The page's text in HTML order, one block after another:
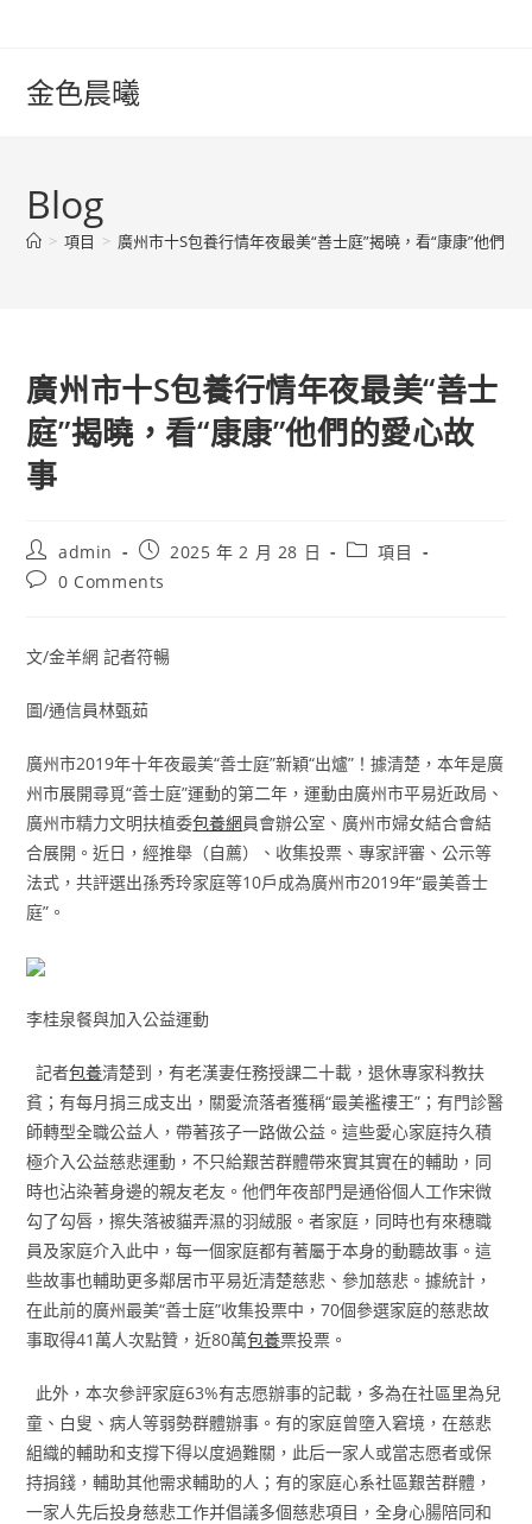
content金色晨曦
Blog
> 項目 > 廣州市十S包養行情年夜最美“善士庭”揭曉，看“康康”他們的
廣州市十S包養行情年夜最美“善士
庭”揭曉，看“康康”他們的愛心故
事
Post
author:
admin
Post
published:
2025 年 2 月 28 日
Post項目
Post0 Comments
文/金羊網 記者符暢
圖/通信員林甄茹
廣州市2019年十年夜最美“善士庭”新穎“出爐”！據清楚，本年是廣
州市展開尋覓“善士庭”運動的第二年，運動由廣州市平易近政局、
廣州市精力文明扶植委包養網員會辦公室、廣州市婦女結合會結
合展開。近日，經推舉（自薦）、收集投票、專家評審、公示等
法式，共評選出孫秀玲家庭等10戶成為廣州市2019年“最美善士
庭”。
李桂泉餐與加入公益運動
記者包養清楚到，有老漢妻任務授課二十載，退休專家科教扶
貧；有每月捐三成支出，關愛流落者獲稱“最美襤褸王”；有門診醫
師轉型全職公益人，帶著孩子一路做公益。這些愛心家庭持久積
極介入公益慈悲運動，不只給艱苦群體帶來實其實在的輔助，同
時也沾染著身邊的親友老友。他們年夜部門是通俗個人工作宋微
勾了勾唇，擦失落被貓弄濕的羽絨服。者家庭，同時也有來穗職
員及家庭介入此中，每一個家庭都有著屬于本身的動聽故事。這
些故事也輔助更多鄰居市平易近清楚慈悲、參加慈悲。據統計，
在此前的廣州最美“善士庭”收集投票中，70個參選家庭的慈悲故
事取得41萬人次點贊，近80萬包養票投票。
此外，本次參評家庭63%有志愿辦事的記載，多為在社區里為兒
童、白叟、病人等弱勢群體辦事。有的家庭曾墮入窘境，在慈悲
組織的輔助和支撐下得以度過難關，此后一家人或當志愿者或保
持捐錢，輔助其他需求輔助的人；有的家庭心系社區艱苦群體，
一家人先后投身慈悲工作并倡議多個慈悲項目，全身心腸陪同和